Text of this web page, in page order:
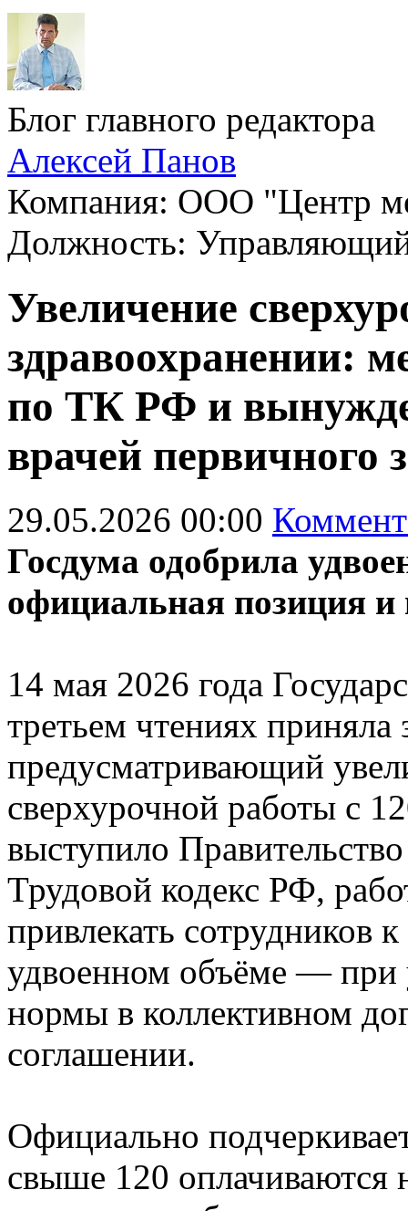
Блог главного редактора
Алексей Панов
Компания: ООО "Центр
Должность:
Увеличение
здравоохранении:
по ТК РФ и
врачей первичного
29.05.2026 00:00
Госдума одобрила
официальная позиция
14 мая 2026 года
третьем чтениях
предусматривающий
сверхурочной работы с
выступило
Трудовой кодекс РФ,
привлекать сотрудников
удвоенном объёме — при
нормы в коллективном
соглашении.
Официально
свыше 120 оплачиваются